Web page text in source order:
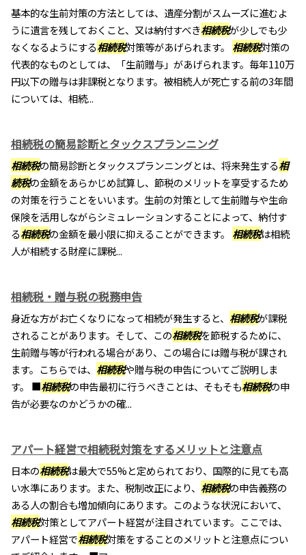
基本的な生前対策の方法としては、遺産分割がスムーズに進むよ
うに遺言を残しておくこと、又は納付すべき相続税が少しでも少
なくなるようにする相続税対策等があげられます。 相続税対策の
代表的なものとしては、「生前贈与」があげられます。毎年110万
円以下の贈与は非課税となります。被相続人が死亡する前の3年間
については、相続...
相続税の簡易診断とタックスプランニング
相続税の簡易診断とタックスプランニングとは、将来発生する相
続税の金額をあらかじめ試算し、節税のメリットを享受するため
の対策を行うことをいいます。生前の対策として生前贈与や生命
保険を活用しながらシミュレーションすることによって、納付す
る相続税の金額を最小限に抑えることができます。 相続税は相続
人が相続する財産に課税...
相続税・贈与税の税務申告
身近な方がお亡くなりになって相続が発生すると、 相続税が課税
されることがあります。そして、この相続税を節税するために、
生前贈与等が行われる場合があり、この場合には贈与税が課され
ます。こちらでは、 相続税や贈与税の申告についてご説明しま
す。 ■相続税の申告最初に行うべきことは、そもそも相続税の申
告が必要なのかどうかの確...
アパート経営で相続税対策をするメリットと注意点
日本の相続税は最大で55%と定められており、国際的に見ても高
い水準にあります。また、税制改正により、 相続税の申告義務の
ある人の割合も増加傾向にあります。このような状況において、
相続税対策としてアパート経営が注目されています。ここでは、
アパート経営で相続税対策をすることのメリットと注意点につい